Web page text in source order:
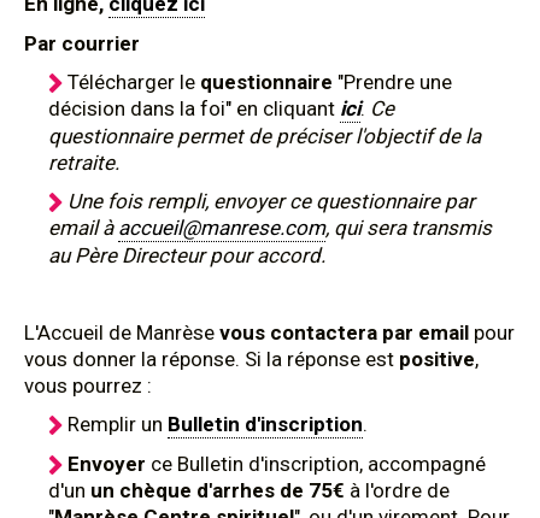
Par courrier
Télécharger le questionnaire "Prendre une
décision dans la foi" en cliquant ici. Ce
questionnaire permet de préciser l'objectif de la
retraite.
Une fois rempli, envoyer ce questionnaire par
email à accueil@manrese.com, qui sera transmis
au Père Directeur pour accord.
L'Accueil de Manrèse vous contactera par email pour
vous donner la réponse. Si la réponse est positive,
vous pourrez :
Remplir un Bulletin d'inscription.
Envoyer ce Bulletin d'inscription, accompagné
d'un un chèque d'arrhes de 75€ à l'ordre de